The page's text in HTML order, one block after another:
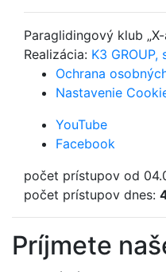
Paraglidingový klub
Realizácia: K3 GROUP,
Ochrana
Nastavenie
YouTube
Facebook
počet prístupov od
počet prístupov dnes:
Príjmete